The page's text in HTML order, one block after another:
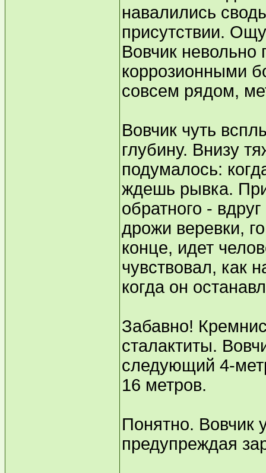
навалились
присутствии.
Вовчик невольно
коррозионными
совсем рядом,
Вовчик чуть
глубину. Внизу
подумалось:
ждешь рывка.
обратного -
дрожи веревки,
конце, идет
чувствовал, как
когда он
Забавно!
сталактиты.
следующий 4-
16 метров.
Понятно. Вовчик
предупреждая